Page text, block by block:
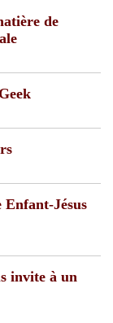
de
Enfant-Jésus
invite à un